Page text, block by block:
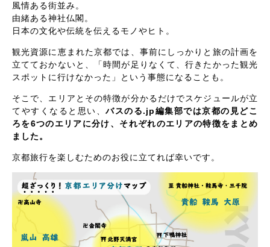
風情ある街並み。
由緒ある神社仏閣。
日本の文化や伝統を伝えるモノやヒト。
観光資源に恵まれた京都では、事前にしっかりと旅の計画を
立てておかないと、「時間が足りなくて、行きたかった観光
スポットに行けなかった」という事態になることも。
そこで、エリアとその特徴が分かるだけでスケジュールが立
てやすくなると思い、バスのる.jp編集部では京都の見どこ
ろを6つのエリアに分け、それぞれのエリアの特徴をまとめ
ました。
京都旅行を楽しむためのお役に立てれば幸いです。